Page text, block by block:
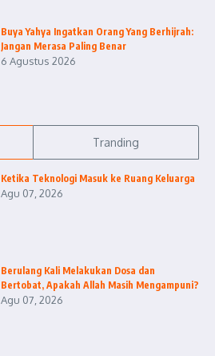
Buya Yahya Ingatkan Orang Yang Berhijrah:
Jangan Merasa Paling Benar
6 Agustus 2026
Tranding
Ketika Teknologi Masuk ke Ruang Keluarga
Agu 07, 2026
Berulang Kali Melakukan Dosa dan
Bertobat, Apakah Allah Masih Mengampuni?
Agu 07, 2026